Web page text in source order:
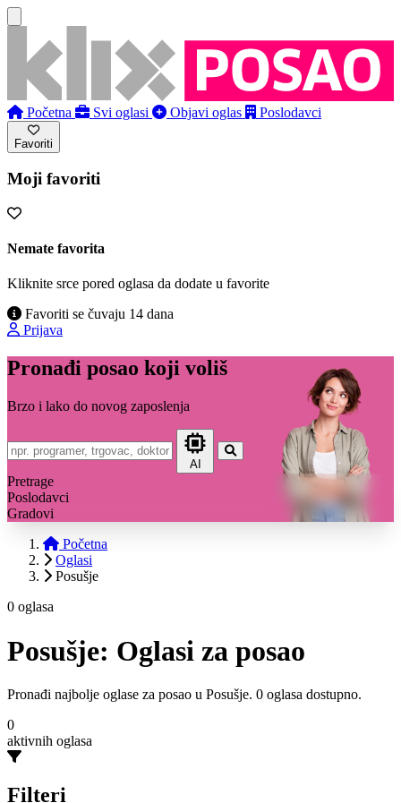
Početna Svi oglasi Objavi oglas Poslodavci
Favoriti
Moji favoriti
Nemate favorita
Kliknite srce pored oglasa da dodate u favorite
Favoriti se čuvaju 14 dana
Prijava
Pronađi posao koji voliš
Brzo i lako do novog zaposlenja
AI
Pretrage
Poslodavci
Gradovi
Početna
Oglasi
Posušje
0 oglasa
Posušje: Oglasi za posao
Pronađi najbolje oglase za posao u Posušje. 0 oglasa dostupno.
0
aktivnih oglasa
Filteri